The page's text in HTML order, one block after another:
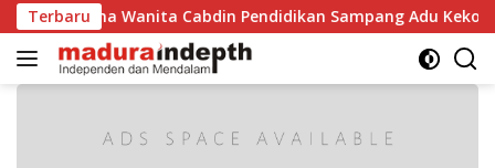
Langsung
ke
konten
Terbaru
Cabdin Pendidikan Sampang Adu Kekompakan Lewat